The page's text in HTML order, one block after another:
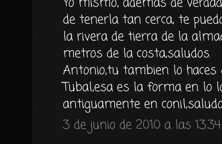
de tenerla tan cerca, te
la rivera de tierra de la
metros de la costa,saludos.
Antonio,tu tambien lo haces
Tubal,esa es la forma en lo
antiguamente en
3 de junio de 2010 a las 13:34